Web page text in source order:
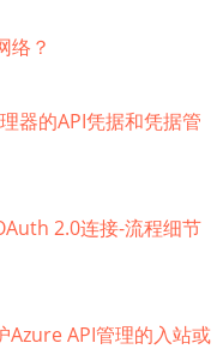
络？
器的API凭据和凭据管
2.0连接-流程细节
Azure API管理的入站或